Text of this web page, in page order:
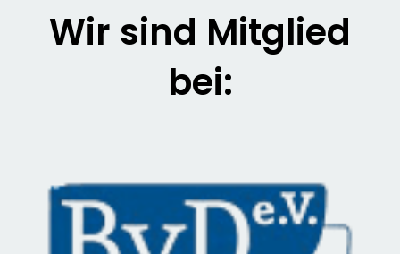
Wir sind Mitglied
bei: